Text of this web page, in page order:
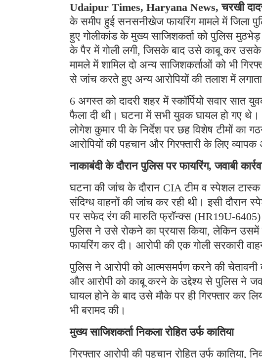
Udaipur Times, Haryana News, चरखी
के समीप हुई सनसनीखेज फायरिंग मामले में जिला
हुए गोलीकांड के मुख्य साजिशकर्ता को पुलिस
के पैर में गोली लगी, जिसके बाद उसे काबू कर
मामले में शामिल दो अन्य साजिशकर्ताओं को भी
से जांच करते हुए अन्य आरोपियों की तलाश में
6 अगस्त को दादरी शहर में स्कॉर्पियो सवार सात
फैला दी थी। घटना में सभी युवक घायल हो गए थे।
लोगेश कुमार पी के निर्देश पर छह विशेष टीमों का
आरोपियों की पहचान और गिरफ्तारी के लिए
नाकाबंदी के दौरान पुलिस पर फायरिंग, जवाबी
घटना की जांच के दौरान CIA टीम व स्पेशल टास्क
संदिग्ध वाहनों की जांच कर रही थी। इसी
पर सफेद रंग की मारुति फ्रॉन्क्स (HR19U-
पुलिस ने उसे रोकने का प्रयास किया, लेकिन उसमें
फायरिंग कर दी। आरोपी की एक गोली सरकारी
पुलिस ने आरोपी को आत्मसमर्पण करने की चेतावनी
और आरोपी को काबू करने के उद्देश्य से पुलिस ने
घायल होने के बाद उसे मौके पर ही गिरफ्तार कर
भी बरामद की।
मुख्य साजिशकर्ता निकला रोहित उर्फ कातिया
गिरफ्तार आरोपी की पहचान रोहित उर्फ